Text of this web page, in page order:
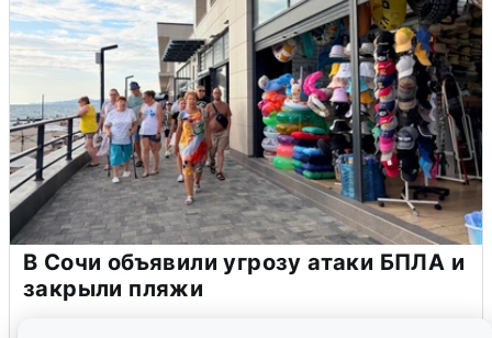
В Сочи объявили угрозу атаки БПЛА и
закрыли пляжи